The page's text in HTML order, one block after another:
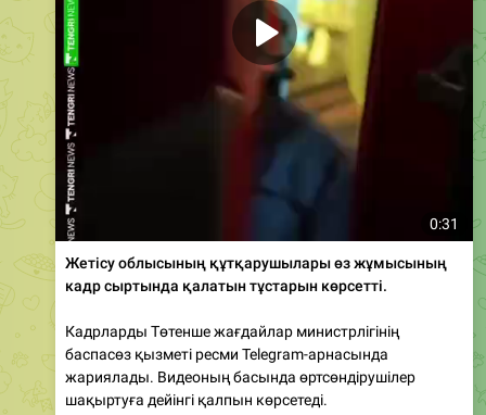
Жетісу облысының құтқарушылары өз жұмысының
кадр сыртында қалатын тұстарын көрсетті.
Кадрларды Төтенше жағдайлар министрлігінің
жариялады. Видеоның басында өртсөндірушілер
шақыртуға дейінгі қалпын көрсетеді.
Бұдан кейін өртті сөндіріп болғаннан кейінгі кадрлар